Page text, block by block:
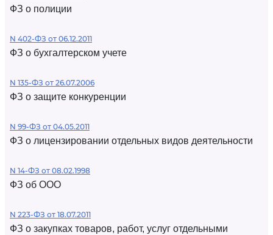
ФЗ о полиции
N 402-ФЗ от 06.12.2011
ФЗ о бухгалтерском учете
N 135-ФЗ от 26.07.2006
ФЗ о защите конкуренции
N 99-ФЗ от 04.05.2011
ФЗ о лицензировании отдельных видов деятельности
N 14-ФЗ от 08.02.1998
ФЗ об ООО
N 223-ФЗ от 18.07.2011
ФЗ о закупках товаров, работ, услуг отдельными